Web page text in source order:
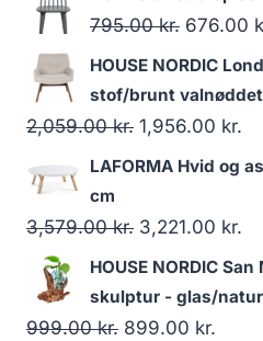
795.00kr. 676.00
HOUSE NORDIC
stof/brunt
2,059.00kr. 1,956.00 kr.
LAFORMA Hvid og
cm
3,579.00kr. 3,221.00 kr.
HOUSE NORDIC
skulptur - glas/
999.00kr. 899.00 kr.